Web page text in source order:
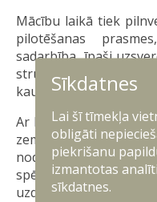
Mācību laikā tiek
pilotēšanas
sadarbība, īpaši
struktūrām, kā
kaujas gatavība un
Ar katru apmācību
zemessargu
nodrošinot, ka
spēj ātri, precīzi un
uzdevumu izpildē.
Sīkdatnes
Lai šī tīmekļa
obligāti
piekrišanu
izmantotas
sīkdatnes.